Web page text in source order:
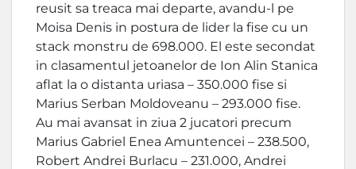
reusit sa treaca mai departe, avandu-l pe
Moisa Denis in postura de lider la fise cu un
stack monstru de 698.000. El este secondat
in clasamentul jetoanelor de Ion Alin Stanica
aflat la o distanta uriasa – 350.000 fise si
Marius Serban Moldoveanu – 293.000 fise.
Au mai avansat in ziua 2 jucatori precum
Marius Gabriel Enea Amuntencei – 238.500,
Robert Andrei Burlacu – 231.000, Andrei